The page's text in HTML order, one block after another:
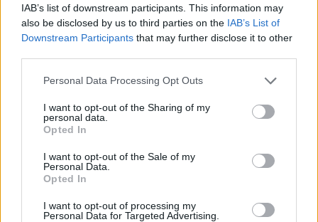
IAB’s list of downstream participants. This information may
also be disclosed by us to third parties on the IAB’s List of
Downstream Participants that may further disclose it to other
Personal Data Processing Opt Outs
I want to opt-out of the Sharing of my
personal data.
Opted In
I want to opt-out of the Sale of my
Personal Data.
Opted In
I want to opt-out of processing my
Personal Data for Targeted Advertising.
27 Μαρτίου 2026
Πρώτο τεστ με